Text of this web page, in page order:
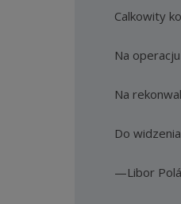
Calkowity
Na
Na
Do widzenia
Libor